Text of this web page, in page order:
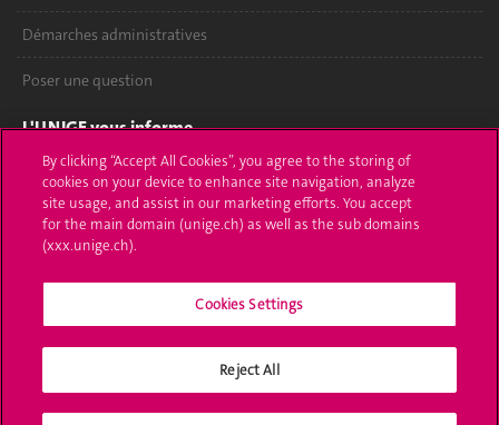
Démarches administratives
Poser une question
L'UNIGE vous informe
UNIGE Mobile
Médias
By clicking “Accept All Cookies”, you agree to the storing of
cookies on your device to enhance site navigation, analyze
site usage, and assist in our marketing efforts. You accept
for the main domain (unige.ch) as well as the sub domains
(xxx.unige.ch).
Cookies Settings
Reject All